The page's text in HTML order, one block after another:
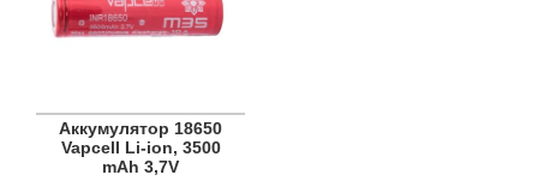
Аккумулятор 18650
Vapcell Li-ion, 3500
mAh 3,7V